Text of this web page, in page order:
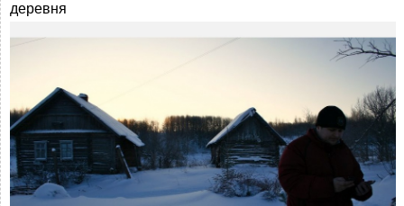
деревня